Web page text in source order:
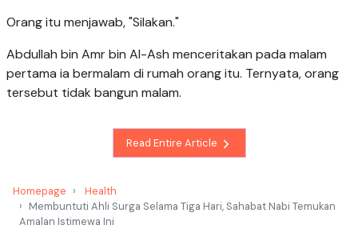
Orang itu menjawab, "Silakan."
Abdullah bin Amr bin Al-Ash menceritakan pada malam
pertama ia bermalam di rumah orang itu. Ternyata, orang
tersebut tidak bangun malam.
Read Entire Article
Homepage
Health
Membuntuti Ahli Surga Selama Tiga Hari, Sahabat Nabi Temukan
Amalan Istimewa Ini